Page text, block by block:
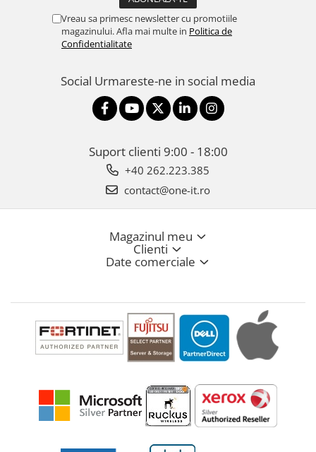
Vreau sa primesc newsletter cu promotiile
magazinului. Afla mai multe in Politica de
Confidentialitate
Social Urmareste-ne in social media
Suport clienti 9:00 - 18:00
+40 262.223.385
contact@one-it.ro
Magazinul meu
Clienti
Date comerciale